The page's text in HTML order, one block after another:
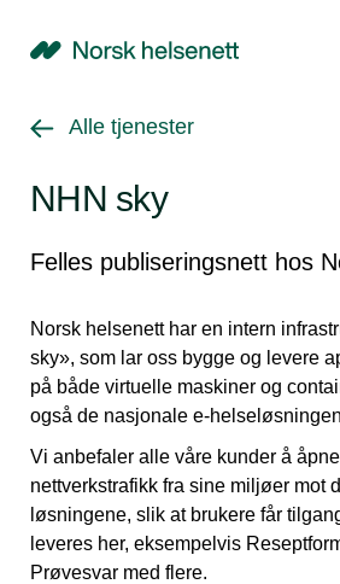
NHN
Gå tilbake til
Alle tjenester
NHN sky
Felles publiseringsnett hos
Norsk helsenett har en intern
sky», som lar oss bygge og levere
på både virtuelle maskiner og
også de nasjonale e-
Vi anbefaler alle våre kunder å
nettverkstrafikk fra sine miljøer mot
løsningene, slik at brukere får
leveres her, eksempelvis
Prøvesvar med flere.